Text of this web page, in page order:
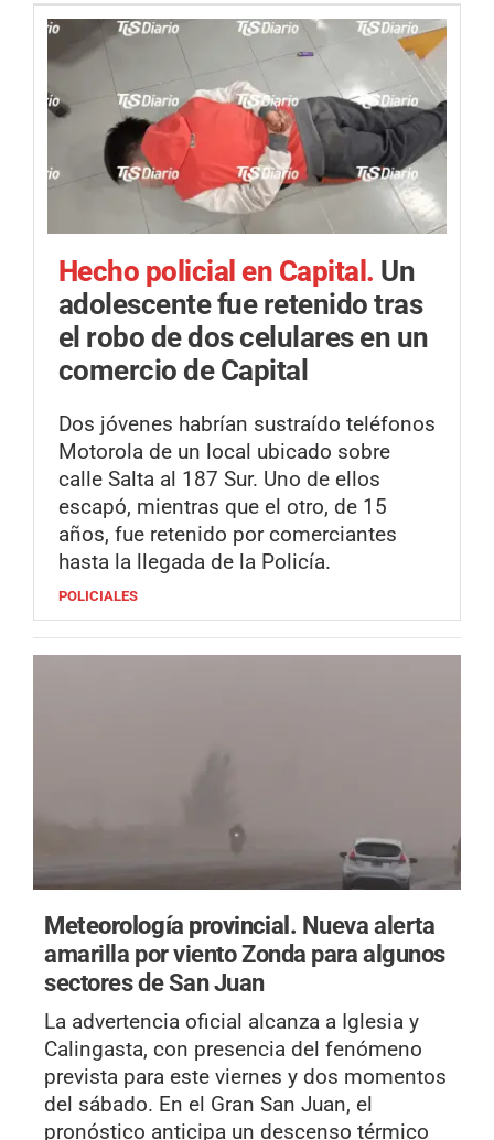
Hecho policial en Capital. Un
adolescente fue retenido tras
el robo de dos celulares en un
comercio de Capital
Dos jóvenes habrían sustraído teléfonos
Motorola de un local ubicado sobre
calle Salta al 187 Sur. Uno de ellos
escapó, mientras que el otro, de 15
años, fue retenido por comerciantes
hasta la llegada de la Policía.
POLICIALES
Meteorología provincial. Nueva alerta
amarilla por viento Zonda para algunos
sectores de San Juan
La advertencia oficial alcanza a Iglesia y
Calingasta, con presencia del fenómeno
prevista para este viernes y dos momentos
del sábado. En el Gran San Juan, el
pronóstico anticipa un descenso térmico